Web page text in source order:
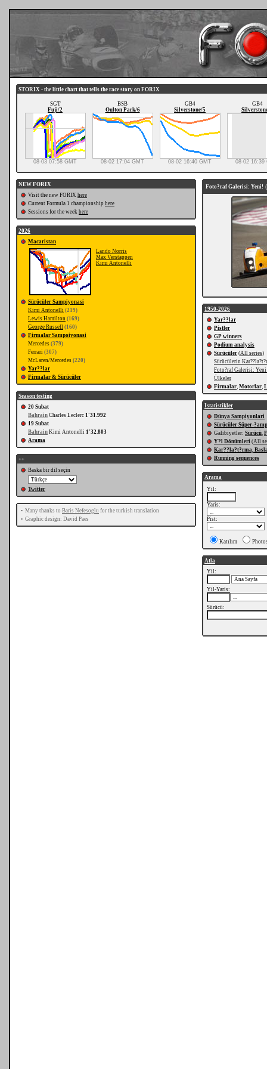
STORIX - the little chart that tells the race story on FORIX
SGT
Fuji/2
08-03 07:58 GMT
BSB
Oulton Park/6
08-02 17:04 GMT
GB4
Silverstone/5
08-02 16:40 GMT
GB4
08-02 16:39
NEW FORIX
Visit the new FORIX here
Current Formula 1 championship here
Sessions for the week here
2026
Macaristan
Lando Norris
Max Verstappen
Kimi Antonelli
Sürücüler Sampiyonasi
Kimi Antonelli (219)
Lewis Hamilton (169)
George Russell (160)
Firmalar Sampoiyonasi
Mercedes (379)
Ferrari (307)
McLaren/Mercedes (220)
Yar??lar
Firmalar & Sürücüler
Season testing
20 Subat
Bahrain Charles Leclerc 1'31.992
19 Subat
Bahrain Kimi Antonelli 1'32.803
Arama
++
Baska bir dil seçin
Twitter
• Many thanks to Baris Nefesoglu for the turkish translation
• Graphic design: David Paes
Foto?raf Galerisi: Yeni!
1950-2026
Yar??lar
Pistler
GP winners
Podium analysis
Sürücüler (All series)
Sürücülerin
Foto?raf Galerisi:
Ülkeler
Firmalar, Motorlar,
Istatistikler
Dünya Sampiyonlari
Sürücüler Süper-
Galibiyetler: Sürücü,
Y?l Dönümleri (All
Kar??la?t?rma,
Running sequences
Arama
Yil:
Yaris:
Pist:
Katılım
Atla
Yil:
Yil-Yaris:
Sürücü: